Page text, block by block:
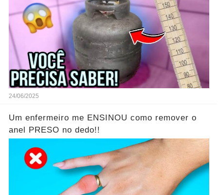
24/06/2025
Um enfermeiro me ENSINOU como remover o
anel PRESO no dedo!!